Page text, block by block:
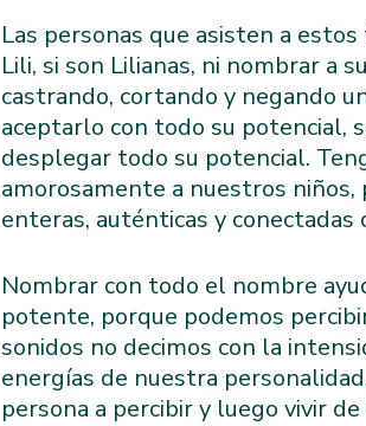
Las personas que asisten a
Lili, si son Lilianas, ni nombrar a
castrando, cortando y negando
aceptarlo con todo su potencial,
desplegar todo su potencial.
amorosamente a nuestros
enteras, auténticas y conectadas
Nombrar con todo el nombre
potente, porque podemos
sonidos no decimos con la
energías de nuestra
persona a percibir y luego vivir